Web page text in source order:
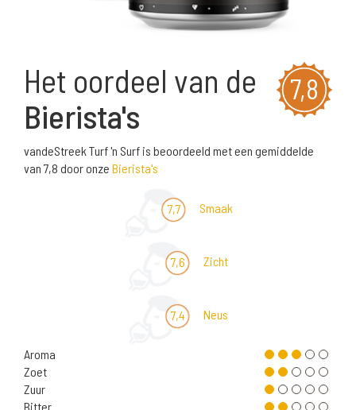
7,8
Het oordeel van de
Bierista's
vandeStreek Turf 'n Surf is beoordeeld met een gemiddelde
van 7,8 door onze Bierista's
7,7 Smaak
7,6 Zicht
7,4 Neus
Aroma
Zoet
Zuur
Bitter